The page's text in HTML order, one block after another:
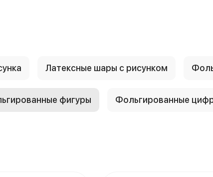
Латексные шары с рисунком
фигуры Фольгированные